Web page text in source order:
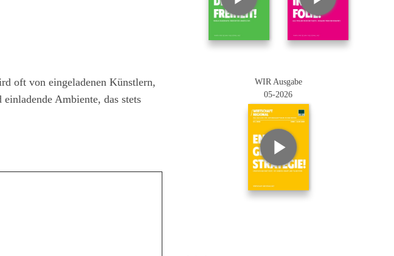
oft von eingeladenen Künstlern,
Ambiente, das stets
WIR Ausgabe
05-2026